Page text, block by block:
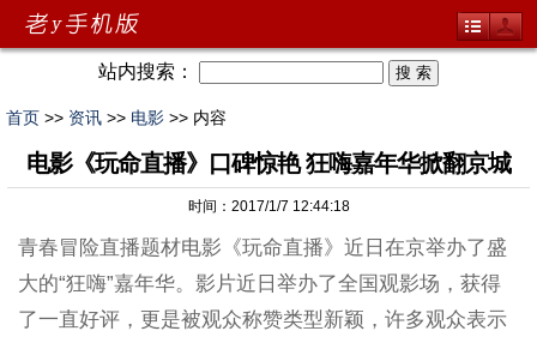
站内搜索：
首页 >> 资讯 >> 电影 >> 内容
电影《玩命直播》口碑惊艳 狂嗨嘉年华掀翻京城
时间：2017/1/7 12:44:18
青春冒险直播题材电影《玩命直播》近日在京举办了盛
大的“狂嗨”嘉年华。影片近日举办了全国观影场，获得
了一直好评，更是被观众称赞类型新颖，许多观众表示